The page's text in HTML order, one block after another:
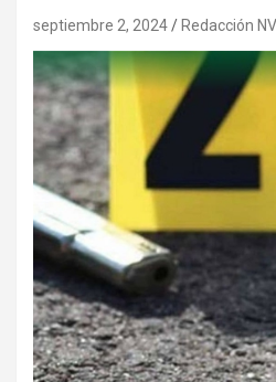
septiembre 2, 2024 Redacción